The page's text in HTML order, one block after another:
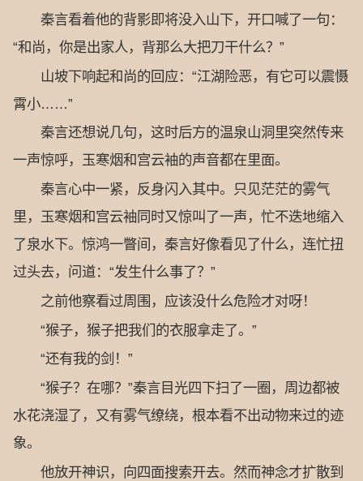
秦言看着他的背影即将没入山下，开口喊了一句：
“和尚，你是出家人，背那么大把刀干什么？”
山坡下响起和尚的回应：“江湖险恶，有它可以震慑
霄小……”
秦言还想说几句，这时后方的温泉山洞里突然传来
一声惊呼，玉寒烟和宫云袖的声音都在里面。
秦言心中一紧，反身闪入其中。只见茫茫的雾气
里，玉寒烟和宫云袖同时又惊叫了一声，忙不迭地缩入
了泉水下。惊鸿一瞥间，秦言好像看见了什么，连忙扭
过头去，问道：“发生什么事了？”
之前他察看过周围，应该没什么危险才对呀！
“猴子，猴子把我们的衣服拿走了。”
“还有我的剑！”
“猴子？在哪？”秦言目光四下扫了一圈，周边都被
水花浇湿了，又有雾气缭绕，根本看不出动物来过的迹
象。
他放开神识，向四面搜索开去。然而神念才扩散到